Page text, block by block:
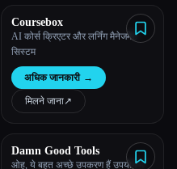
Coursebox
AI कोर्स क्रिएटर और लर्निंग मैनेजमेंट
सिस्टम
अधिक जानकारी →
मिलने जाना↗︎
Damn Good Tools
ओह, ये बहुत अच्छे उपकरण हैं उपयोग में